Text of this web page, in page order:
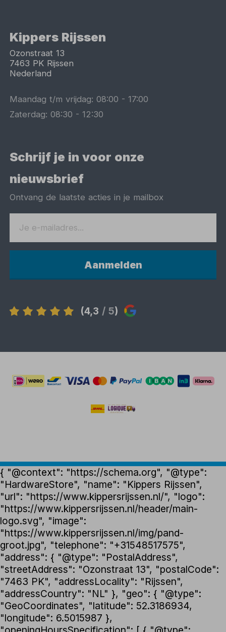
Kippers Rijssen
Ozonstraat 13
7463 PK Rijssen
Nederland
Maandag t/m vrijdag:08:00 -17:00
Zaterdag:08:30 -12:30
Schrijf je in voor onze
nieuwsbrief
Ontvang de laatste acties in je mailbox
Aanmelden
(4,3 / 5)
{ "@context": "https://schema.org", "@type":
"HardwareStore", "name": "Kippers Rijssen",
"url": "https://www.kippersrijssen.nl/", "logo":
"https://www.kippersrijssen.nl/header/main-
logo.svg", "image":
"https://www.kippersrijssen.nl/img/pand-
groot.jpg", "telephone": "+31548517575",
"address": { "@type": "PostalAddress",
"streetAddress": "Ozonstraat 13", "postalCode":
"7463 PK", "addressLocality": "Rijssen",
"addressCountry": "NL" }, "geo": { "@type":
"GeoCoordinates", "latitude": 52.3186934,
"longitude": 6.5015987 },